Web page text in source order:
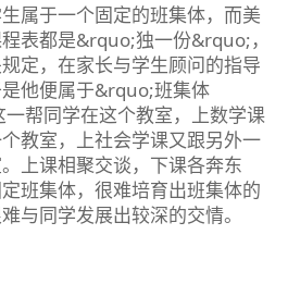
属于一个固定的班集体，而美
表都是&rquo;独一份&rquo;，
定，在家长与学生顾问的指导
他便属于&rquo;班集体
帮同学在这个教室，上数学课
教室，上社会学课又跟另外一
上课相聚交谈，下课各奔东
班集体，很难培育出班集体的
与同学发展出较深的交情。